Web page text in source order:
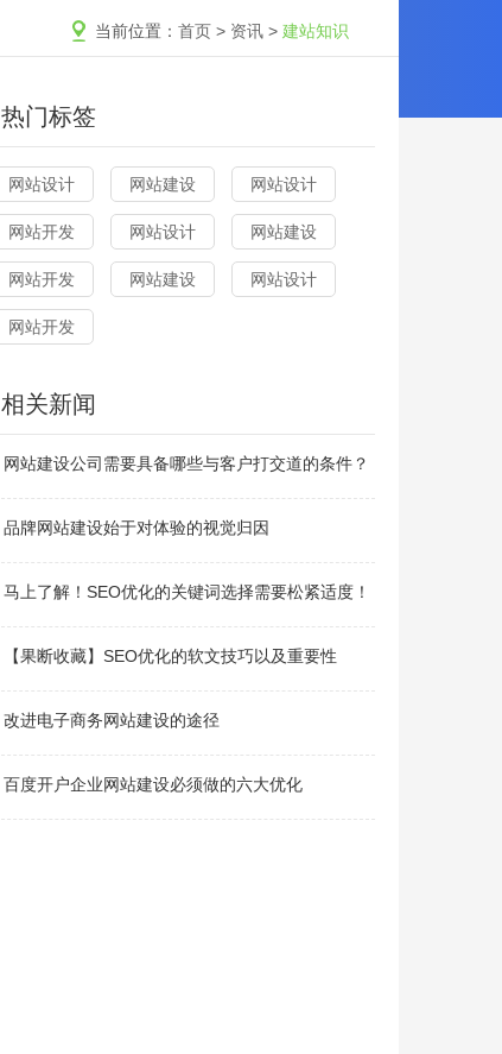
当前位置：首页 > 资讯 >建站知识
热门标签
网站设计 网站建设 网站设计
网站开发 网站设计 网站建设
网站开发 网站建设 网站设计
网站开发
相关新闻
网站建设公司需要具备哪些与客户打交道的条件？
品牌网站建设始于对体验的视觉归因
马上了解！SEO优化的关键词选择需要松紧适度！
【果断收藏】SEO优化的软文技巧以及重要性
改进电子商务网站建设的途径
百度开户企业网站建设必须做的六大优化